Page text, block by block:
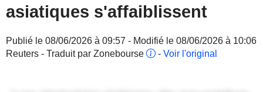
asiatiques s'affaiblissent
Publié le 08/06/2026 à 09:57 - Modifié le 08/06/2026 à 10:06
Reuters - Traduit par Zonebourse
- Voir l'original